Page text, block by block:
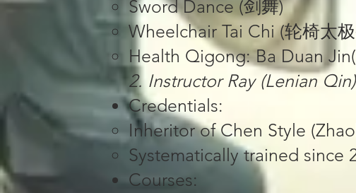
Sword Dance (剑舞)
Wheelchair Tai Chi (轮椅太
Health Qigong: Ba Duan
2. ​​Instructor Ray (Lenian
​​Credentials​​:
Inheritor of Chen Style
Systematically trained since
​​Courses​​: